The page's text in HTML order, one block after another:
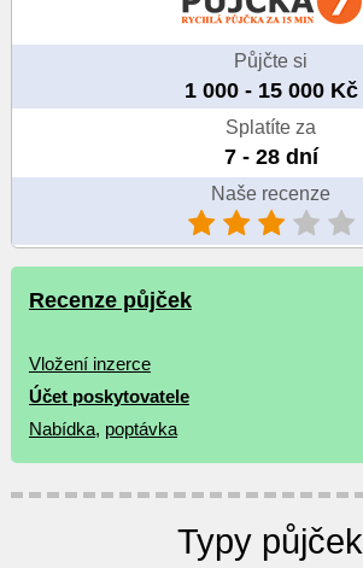
Půjčte si
1 000 - 15 000 Kč
Splatíte za
7 - 28 dní
Naše recenze
Recenze půjček
Vložení inzerce
Účet poskytovatele
Nabídka, poptávka
Typy půjček